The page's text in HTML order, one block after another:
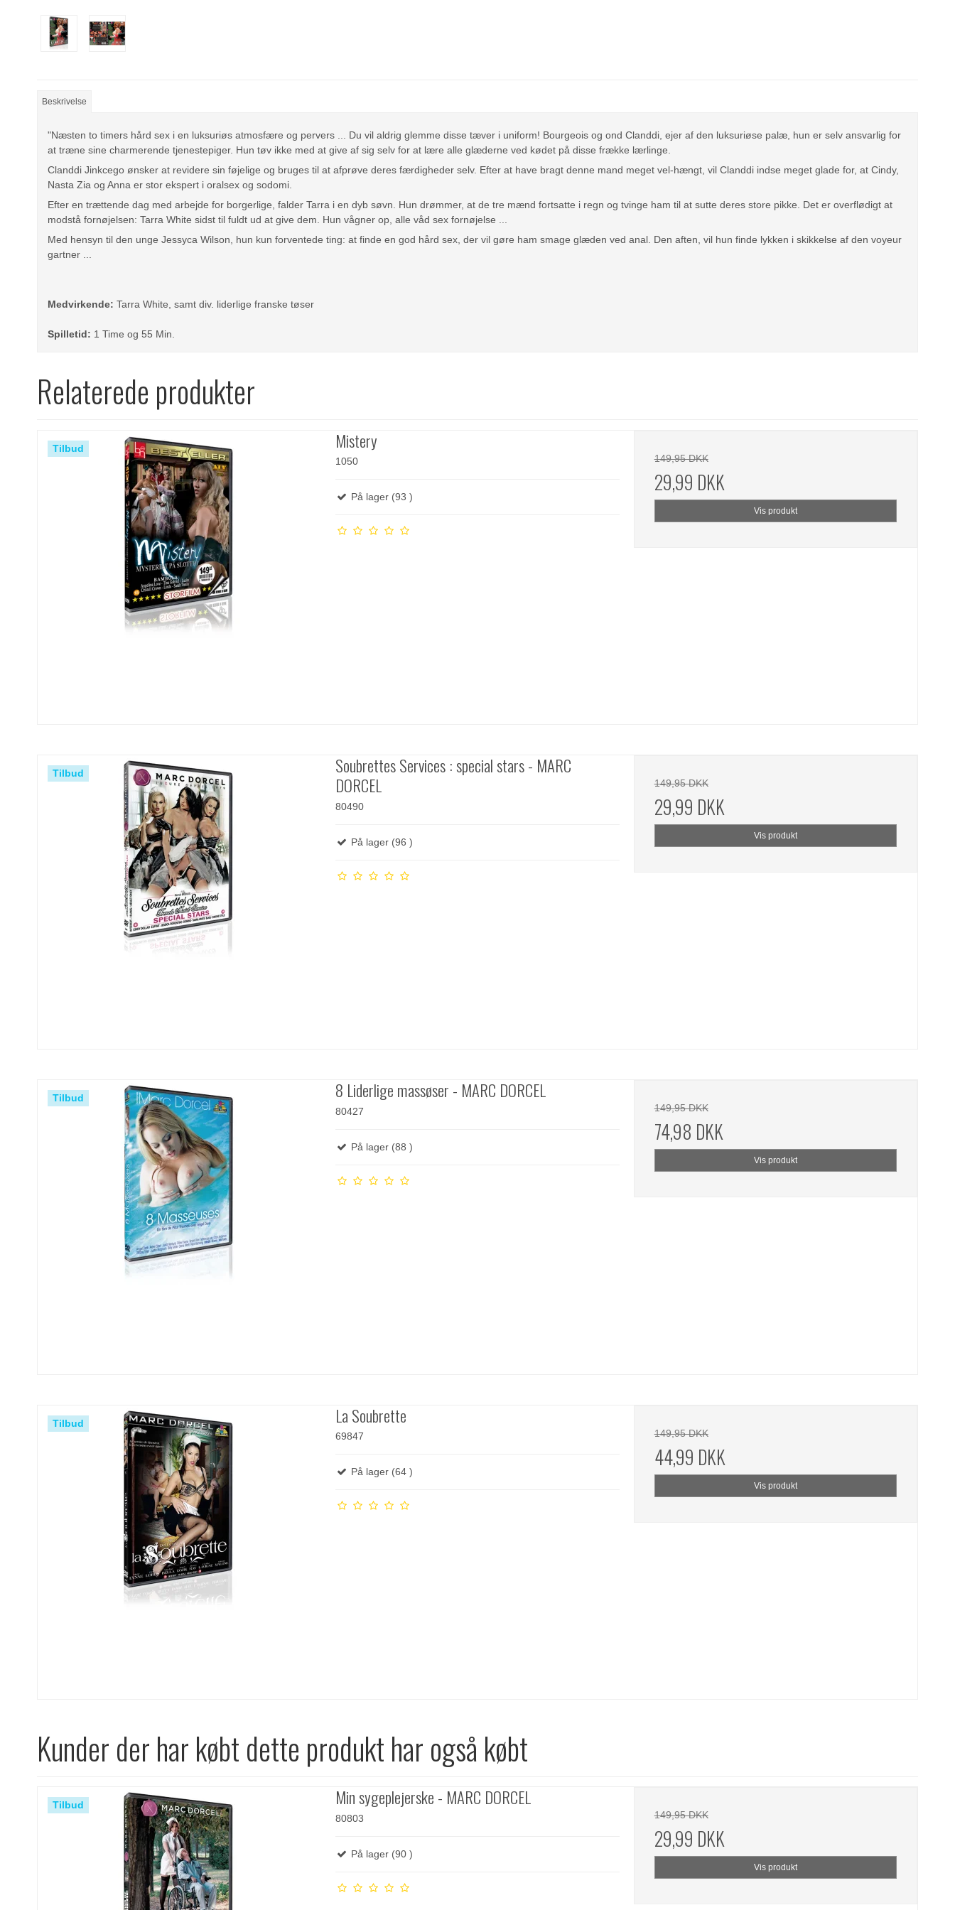
Beskrivelse
"Næsten to timers hård sex i en luksuriøs atmosfære og pervers ... Du vil aldrig glemme disse tæver i uniform! Bourgeois og ond Clanddi, ejer af den luksuriøse palæ, hun er selv ansvarlig for
at træne sine charmerende tjenestepiger. Hun tøv ikke med at give af sig selv for at lære alle glæderne ved kødet på disse frække lærlinge.
Clanddi Jinkcego ønsker at revidere sin føjelige og bruges til at afprøve deres færdigheder selv. Efter at have bragt denne mand meget vel-hængt, vil Clanddi indse meget glade for, at Cindy,
Nasta Zia og Anna er stor ekspert i oralsex og sodomi.
Efter en trættende dag med arbejde for borgerlige, falder Tarra i en dyb søvn. Hun drømmer, at de tre mænd fortsatte i regn og tvinge ham til at sutte deres store pikke. Det er overflødigt at
modstå fornøjelsen: Tarra White sidst til fuldt ud at give dem. Hun vågner op, alle våd sex fornøjelse ...
Med hensyn til den unge Jessyca Wilson, hun kun forventede ting: at finde en god hård sex, der vil gøre ham smage glæden ved anal. Den aften, vil hun finde lykken i skikkelse af den voyeur
gartner ...
Medvirkende: Tarra White, samt div. liderlige franske tøser
Spilletid: 1 Time og 55 Min.
Relaterede produkter
Tilbud Mistery
1050
På lager (93 )
149,95 DKK
29,99 DKK
Vis produkt
Tilbud
Soubrettes Services : special stars - MARC
DORCEL
80490
På lager (96 )
149,95 DKK
29,99 DKK
Vis produkt
Tilbud 8 Liderlige massøser - MARC DORCEL
80427
På lager (88 )
149,95 DKK
74,98 DKK
Vis produkt
Tilbud La Soubrette
69847
På lager (64 )
149,95 DKK
44,99 DKK
Vis produkt
Kunder der har købt dette produkt har også købt
Tilbud Min sygeplejerske - MARC DORCEL
80803
På lager (90 )
149,95 DKK
29,99 DKK
Vis produkt